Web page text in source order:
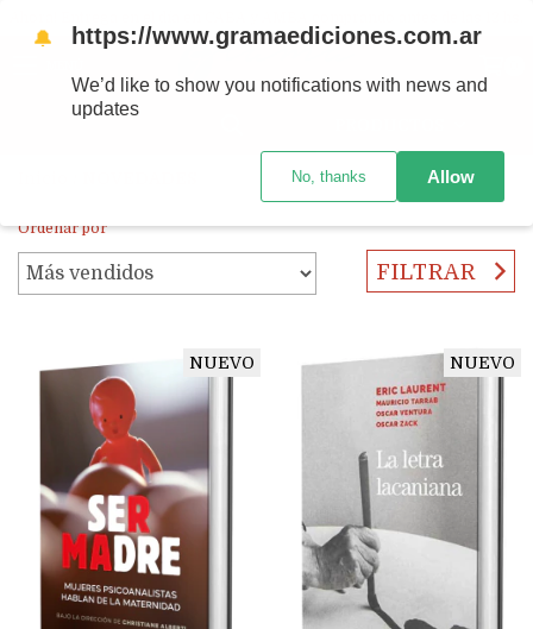
Ordenar por
FILTRAR
NUEVO NUEVO
🔔 https://www.gramaediciones.com.ar
We’d like to show you notifications with news and
updates
No, thanks Allow